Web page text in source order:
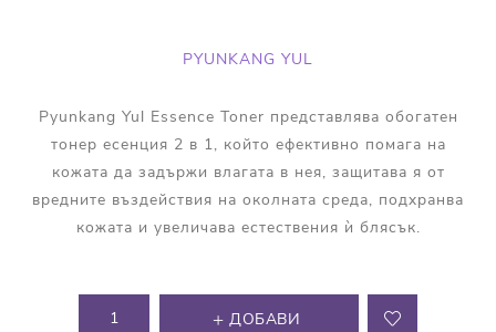
PYUNKANG YUL
Pyunkang Yul Essence Toner представлява обогатен
тонер есенция 2 в 1, който ефективно помага на
кожата да задържи влагата в нея, защитава я от
вредните въздействия на околната среда, подхранва
кожата и увеличава естествения ѝ блясък.
ДОБАВИ